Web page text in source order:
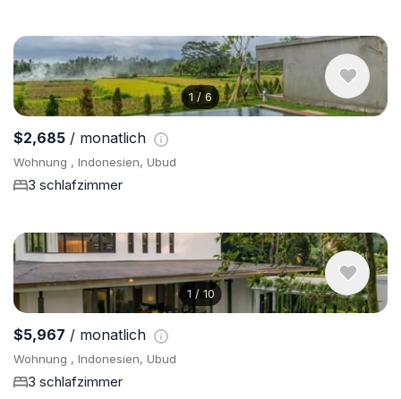
1 / 6
$2,685 / monatlich
Wohnung , Indonesien, Ubud
3 schlafzimmer
1 / 10
$5,967 / monatlich
Wohnung , Indonesien, Ubud
3 schlafzimmer